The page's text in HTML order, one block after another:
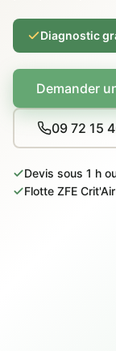
Diagnostic
Demander
09 72 15
Devis sous 1 h
Flotte ZFE Crit'Air